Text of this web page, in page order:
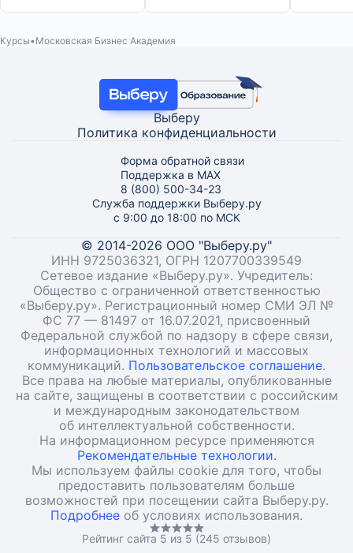
Курсы Московская Бизнес Академия
Выберу
Политика конфиденциальности
Форма обратной связи
Поддержка в MAX
8 (800) 500-34-23
Служба поддержки Выберу.ру
с 9:00 до 18:00 по МСК
© 2014-2026 ООО "Выберу.ру"
ИНН 9725036321, ОГРН 1207700339549
Сетевое издание «Выберу.ру». Учредитель:
Общество с ограниченной ответственностью
«Выберу.ру». Регистрационный номер СМИ ЭЛ №
ФС 77 — 81497 от 16.07.2021, присвоенный
Федеральной службой по надзору в сфере связи,
информационных технологий и массовых
коммуникаций. Пользовательское соглашение.
Все права на любые материалы, опубликованные
на сайте, защищены в соответствии с российским
и международным законодательством
об интеллектуальной собственности.
На информационном ресурсе применяются
Рекомендательные технологии.
Мы используем файлы cookie для того, чтобы
предоставить пользователям больше
возможностей при посещении сайта Выберу.ру.
Подробнее об условиях использования.
Рейтинг сайта 5 из 5 (245 отзывов)